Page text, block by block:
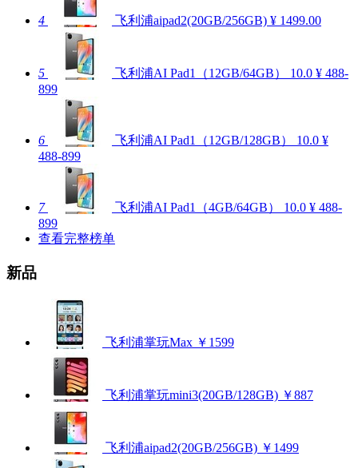
4 飞利浦aipad2(20GB/256GB) ¥ 1499.00
5 飞利浦AI Pad1（12GB/64GB） 10.0 ¥ 488-
899
6 飞利浦AI Pad1（12GB/128GB） 10.0 ¥
488-899
7 飞利浦AI Pad1（4GB/64GB） 10.0 ¥ 488-
899
查看完整榜单
新品
飞利浦掌玩Max ￥1599
飞利浦掌玩mini3(20GB/128GB) ￥887
飞利浦aipad2(20GB/256GB) ￥1499